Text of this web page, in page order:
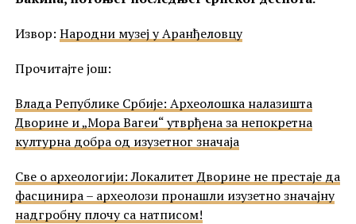
Извор: Народни музеј у Аранђеловцу
Прочитајте још:
Влада Републике Србије: Археолошка налазишта
Дворине и „Мора Вагеи“ утврђена за непокретна
културна добра од изузетног значаја
Све о археологији: Локалитет Дворине не престаје да
фасцинира – археолози пронашли изузетно значајну
надгробну плочу са натписом!